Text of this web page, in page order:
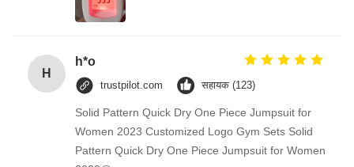
H
h*o
trustpilot.com सहायक (123)
Solid Pattern Quick Dry One Piece Jumpsuit for
Women 2023 Customized Logo Gym Sets Solid
Pattern Quick Dry One Piece Jumpsuit for Women